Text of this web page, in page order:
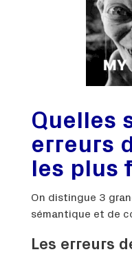
Quelles
erreurs
les plus
On distingue 3
sémantique et de
Les erreurs